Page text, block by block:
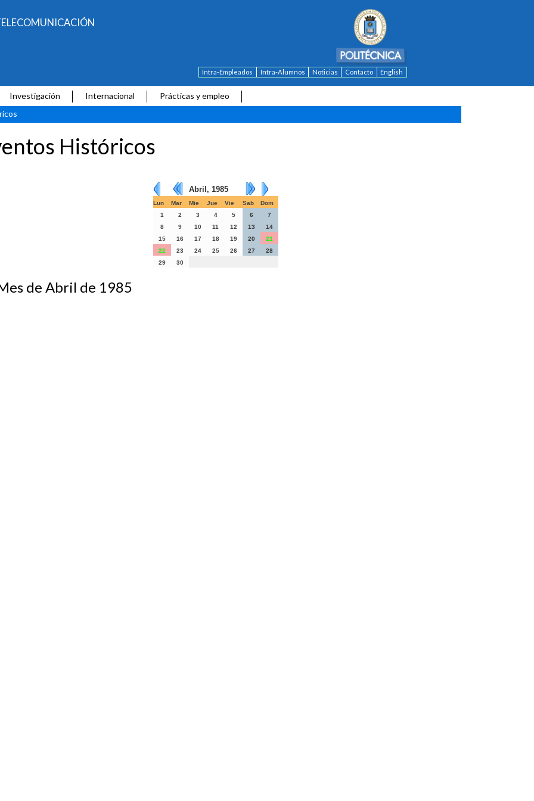
Intra-Empleados Intra-Alumnos Noticias Contacto English
Investigación Internacional
Prácticas y empleo
Históricos
Abril, 1985
Lun Mar Mie Jue Vie Sab
Dom
1
2 3 4 5 6
7
8
9 10 11 12 13
14
15
16 17 18 19 20
21
22
23 24 25 26 27
28
29
30
de Abril de 1985